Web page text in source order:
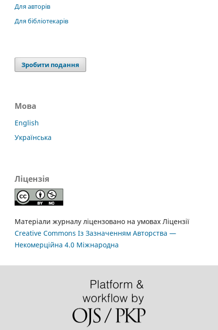
Для авторів
Для бібліотекарів
Зробити подання
Мова
English
Українська
Ліцензія
Матеріали журналу ліцензовано на умовах Ліцензії
Creative Commons Із Зазначенням Авторства —
Некомерційна 4.0 Міжнародна